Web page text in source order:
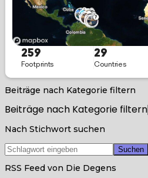
Beiträge nach Kategorie filtern
Beiträge nach Kategorie filtern
Nach Stichwort suchen
RSS Feed von Die Degens